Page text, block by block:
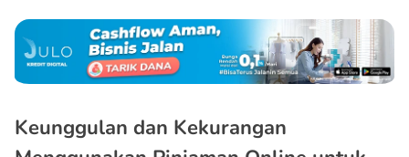
Keunggulan dan Kekurangan